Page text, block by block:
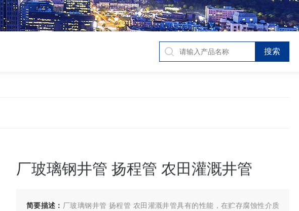
厂玻璃钢井管 扬程管 农田灌溉井管
简要描述： 厂玻璃钢井管 扬程管 农田灌溉井管具有的性能，在贮存腐蚀性介质